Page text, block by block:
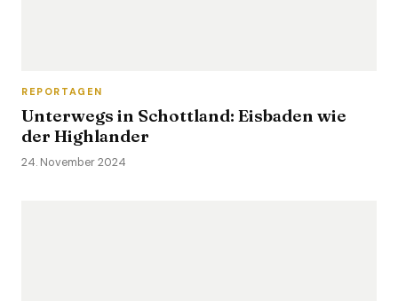
REPORTAGEN
Unterwegs in Schottland: Eisbaden wie
der Highlander
24. November 2024